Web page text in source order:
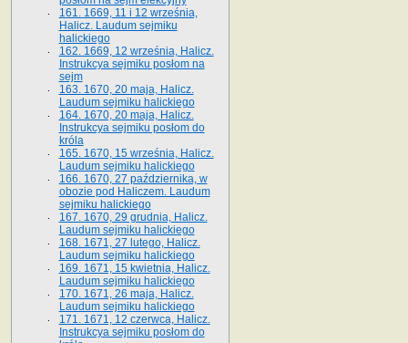
161. 1669, 11 i 12 września,
Halicz. Laudum sejmiku
halickiego
162. 1669, 12 września, Halicz.
Instrukcya sejmiku posłom na
sejm
163. 1670, 20 maja, Halicz.
Laudum sejmiku halickiego
164. 1670, 20 maja, Halicz.
Instrukcya sejmiku posłom do
króla
165. 1670, 15 września, Halicz.
Laudum sejmiku halickiego
166. 1670, 27 października, w
obozie pod Haliczem. Laudum
sejmiku halickiego
167. 1670, 29 grudnia, Halicz.
Laudum sejmiku halickiego
168. 1671, 27 lutego, Halicz.
Laudum sejmiku halickiego
169. 1671, 15 kwietnia, Halicz.
Laudum sejmiku halickiego
170. 1671, 26 maja, Halicz.
Laudum sejmiku halickiego
171. 1671, 12 czerwca, Halicz.
Instrukcya sejmiku posłom do